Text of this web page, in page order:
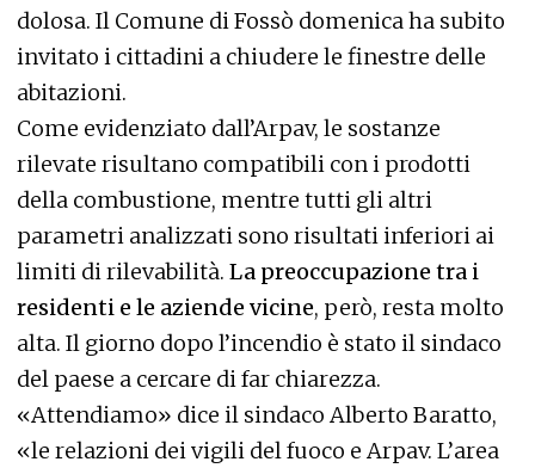
dolosa. Il Comune di Fossò domenica ha subito
invitato i cittadini a chiudere le finestre delle
abitazioni.
Come evidenziato dall’Arpav, le sostanze
rilevate risultano compatibili con i prodotti
della combustione, mentre tutti gli altri
parametri analizzati sono risultati inferiori ai
limiti di rilevabilità. La preoccupazione tra i
residenti e le aziende vicine, però, resta molto
alta. Il giorno dopo l’incendio è stato il sindaco
del paese a cercare di far chiarezza.
«Attendiamo» dice il sindaco Alberto Baratto,
«le relazioni dei vigili del fuoco e Arpav. L’area